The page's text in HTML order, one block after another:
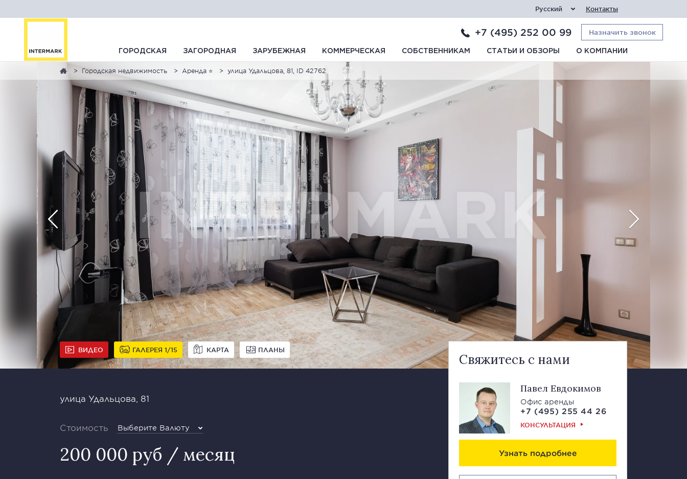
Русский Контакты
+7 (495) 252 00 99 Назначить звонок
ГОРОДСКАЯ ЗАГОРОДНАЯ ЗАРУБЕЖНАЯ КОММЕРЧЕСКАЯ СОБСТВЕННИКАМ СТАТЬИ И ОБЗОРЫ О КОМПАНИИ
Городская недвижимость Аренда ⭐ улица Удальцова, 81, ID 42762
ВИДЕО ГАЛЕРЕЯ 1 15 КАРТА ПЛАНЫ
улица Удальцова, 81
Стоимость Выберите Валюту
200 000 руб / месяц
Свяжитесь с нами
Павел Евдокимов
Офис аренды
+7 (495) 255 44 26
КОНСУЛЬТАЦИЯ
Узнать подробнее